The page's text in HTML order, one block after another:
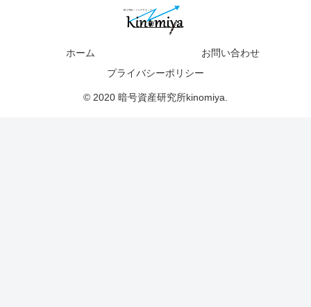
ホーム
お問い合わせ
プライバシーポリシー
© 2020 暗号資産研究所kinomiya.